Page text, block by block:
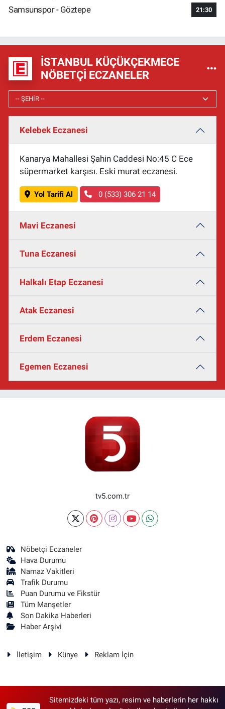
Samsunspor - Göztepe
21:30
İSTANBUL KÜÇÜKÇEKMECE
NÖBETÇI ECZANELER
Kelebek Eczanesi
Kanarya Mahallesi Şahin Caddesi No:45 C Ece
süpermarket karşısı. Eski murat eczanesi.
Yol Tarifi Al 0 (533) 306 21 14
Mavi Eczanesi
Tuna Eczanesi
Halkalı Etap Eczanesi
Atak Eczanesi
Erdem Eczanesi
Egemen Eczanesi
tv5.com.tr
Nöbetçi Eczaneler
Hava Durumu
Namaz Vakitleri
Trafik Durumu
Puan Durumu ve Fikstür
Tüm Manşetler
Son Dakika Haberleri
Haber Arşivi
İletişim Künye Reklam İçin
Sitemizdeki tüm yazı, resim ve haberlerin her hakkı